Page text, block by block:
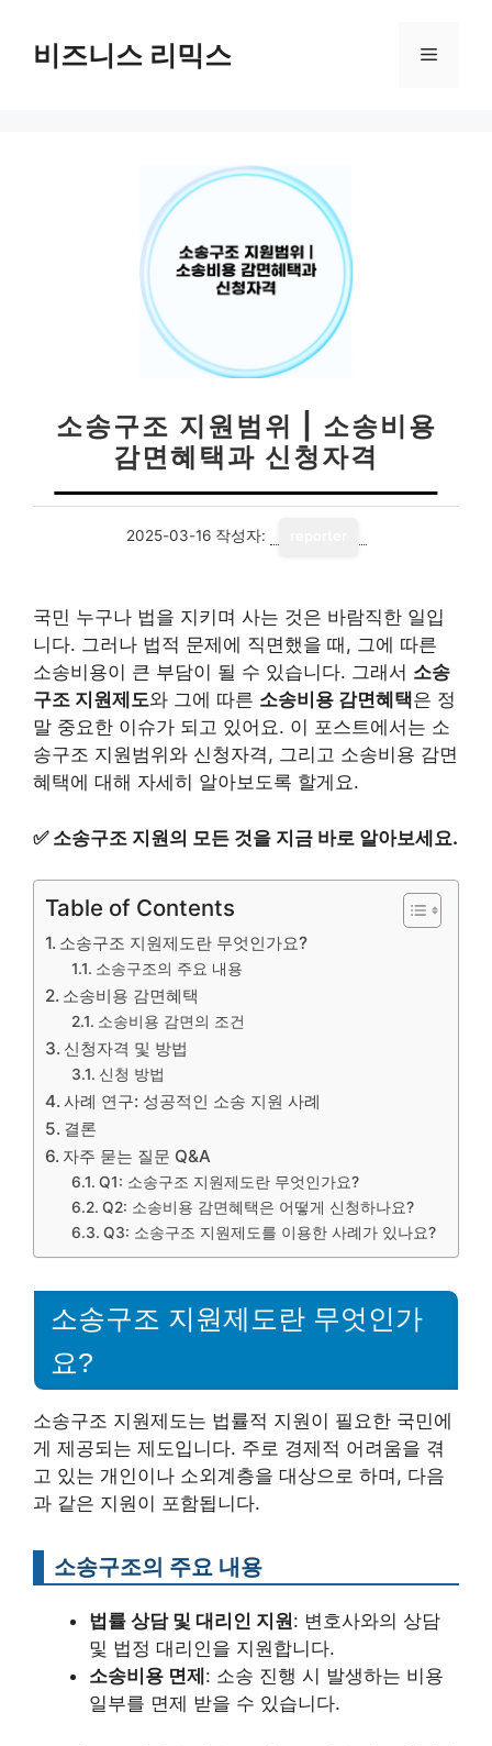
비즈니스 리믹스 메
소송구조 지원범위 | 소송비용
감면혜택과 신청자격
2025-03-16 작성자:
국민 누구나 법을 지키며 사는 것은 바람직한 일입
니다. 그러나 법적 문제에 직면했을 때, 그에 따른
소송비용이 큰 부담이 될 수 있습니다. 그래서 소송
구조 지원제도와 그에 따른 소송비용 감면혜택은 정
말 중요한 이슈가 되고 있어요. 이 포스트에서는 소
송구조 지원범위와 신청자격, 그리고 소송비용 감면
혜택에 대해 자세히 알아보도록 할게요.
✅ 소송구조 지원의 모든 것을 지금 바로 알아보세요.
Table of Contents
소송구조 지원제도란 무엇인가요?
소송구조의 주요 내용
소송비용 감면혜택
소송비용 감면의 조건
신청자격 및 방법
신청 방법
사례 연구: 성공적인 소송 지원 사례
결론
자주 묻는 질문 Q&A
Q1: 소송구조 지원제도란 무엇인가요?
Q2: 소송비용 감면혜택은 어떻게 신청하나요?
Q3: 소송구조 지원제도를 이용한 사례가 있나요?
소송구조 지원제도란 무엇인가
요?
소송구조 지원제도는 법률적 지원이 필요한 국민에
게 제공되는 제도입니다. 주로 경제적 어려움을 겪
고 있는 개인이나 소외계층을 대상으로 하며, 다음
과 같은 지원이 포함됩니다.
소송구조의 주요 내용
법률 상담 및 대리인 지원: 변호사와의 상담
및 법정 대리인을 지원합니다.
소송비용 면제: 소송 진행 시 발생하는 비용
일부를 면제 받을 수 있습니다.